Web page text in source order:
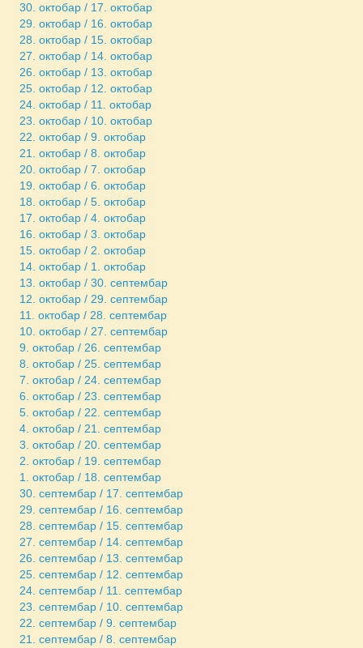
30. октобар / 17. октобар
29. октобар / 16. октобар
28. октобар / 15. октобар
27. октобар / 14. октобар
26. октобар / 13. октобар
25. октобар / 12. октобар
24. октобар / 11. октобар
23. октобар / 10. октобар
22. октобар / 9. октобар
21. октобар / 8. октобар
20. октобар / 7. октобар
19. октобар / 6. октобар
18. октобар / 5. октобар
17. октобар / 4. октобар
16. октобар / 3. октобар
15. октобар / 2. октобар
14. октобар / 1. октобар
13. октобар / 30. септембар
12. октобар / 29. септембар
11. октобар / 28. септембар
10. октобар / 27. септембар
9. октобар / 26. септембар
8. октобар / 25. септембар
7. октобар / 24. септембар
6. октобар / 23. септембар
5. октобар / 22. септембар
4. октобар / 21. септембар
3. октобар / 20. септембар
2. октобар / 19. септембар
1. октобар / 18. септембар
30. септембар / 17. септембар
29. септембар / 16. септембар
28. септембар / 15. септембар
27. септембар / 14. септембар
26. септембар / 13. септембар
25. септембар / 12. септембар
24. септембар / 11. септембар
23. септембар / 10. септембар
22. септембар / 9. септембар
21. септембар / 8. септембар